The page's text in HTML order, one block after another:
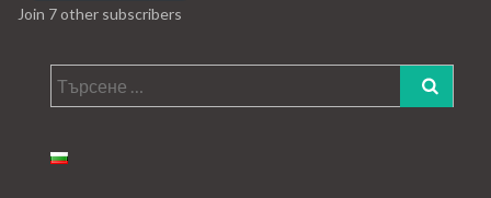
Join 7 other subscribers
Търсене
за: